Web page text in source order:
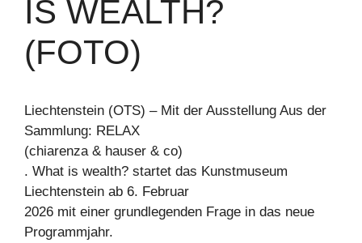
IS WEALTH?
(FOTO)
Liechtenstein (OTS) – Mit der Ausstellung Aus der
Sammlung: RELAX
(chiarenza & hauser & co)
. What is wealth? startet das Kunstmuseum
Liechtenstein ab 6. Februar
2026 mit einer grundlegenden Frage in das neue
Programmjahr.